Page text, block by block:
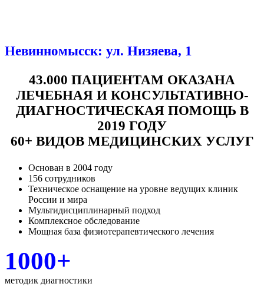
Невинномысск: ул. Низяева, 1
43.000 ПАЦИЕНТАМ ОКАЗАНА
ЛЕЧЕБНАЯ И КОНСУЛЬТАТИВНО-
ДИАГНОСТИЧЕСКАЯ ПОМОЩЬ В
2019 ГОДУ
60+ ВИДОВ МЕДИЦИНСКИХ УСЛУГ
Основан в 2004 году
156 сотрудников
Техническое оснащение на уровне ведущих клиник
России и мира
Мультидисциплинарный подход
Комплексное обследование
Мощная база физиотерапевтического лечения
1000+
методик диагностики